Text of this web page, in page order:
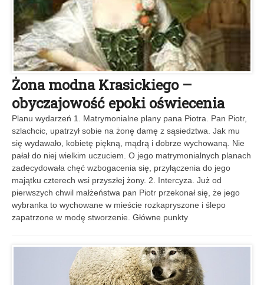
Żona modna Krasickiego –
obyczajowość epoki oświecenia
Planu wydarzeń 1. Matrymonialne plany pana Piotra. Pan Piotr,
szlachcic, upatrzył sobie na żonę damę z sąsiedztwa. Jak mu
się wydawało, kobietę piękną, mądrą i dobrze wychowaną. Nie
pałał do niej wielkim uczuciem. O jego matrymonialnych planach
zadecydowała chęć wzbogacenia się, przyłączenia do jego
majątku czterech wsi przyszłej żony. 2. Intercyza. Już od
pierwszych chwil małżeństwa pan Piotr przekonał się, że jego
wybranka to wychowane w mieście rozkapryszone i ślepo
zapatrzone w modę stworzenie. Główne punkty